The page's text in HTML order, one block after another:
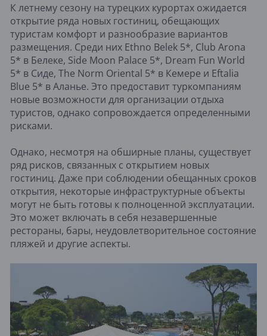
К летнему сезону на турецких курортах ожидается
открытие ряда новых гостиниц, обещающих
туристам комфорт и разнообразие вариантов
размещения. Среди них Ethno Belek 5*, Club Arona
5* в Белеке, Side Moon Palace 5*, Dream Fun World
5* в Сиде, The Norm Oriental 5* в Кемере и Eftalia
Blue 5* в Аланье. Это предоставит туркомпаниям
новые возможности для организации отдыха
туристов, однако сопровождается определенными
рисками.
Однако, несмотря на обширные планы, существует
ряд рисков, связанных с открытием новых
гостиниц. Даже при соблюдении обещанных сроков
открытия, некоторые инфраструктурные объекты
могут не быть готовы к полноценной эксплуатации.
Это может включать в себя незавершенные
рестораны, бары, неудовлетворительное состояние
пляжей и другие аспекты.